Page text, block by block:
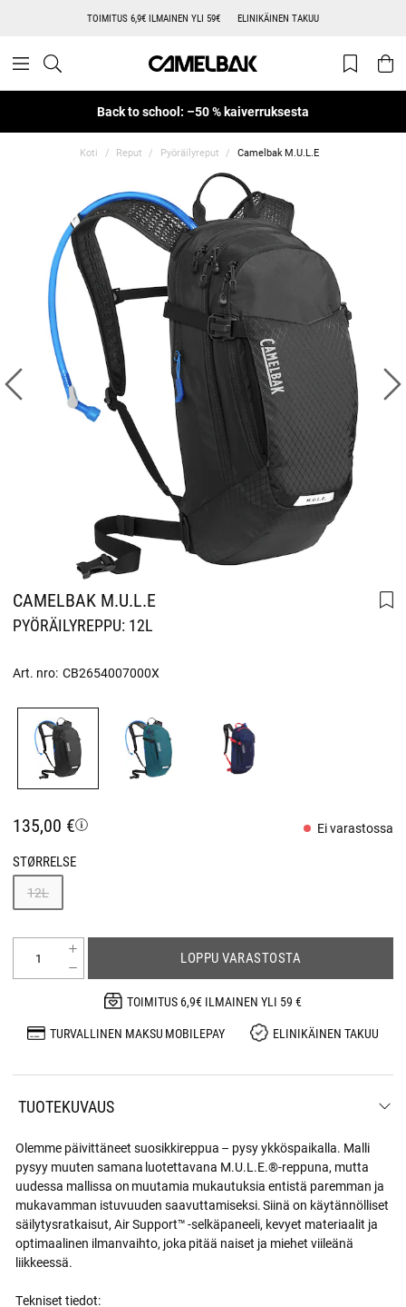
TOIMITUS 6,9€ ILMAINEN YLI 59€ ELINIKÄINEN TAKUU
Back to school: –50 % kaiverruksesta
Koti Reput Pyöräilyreput Camelbak M.U.L.E
CAMELBAK M.U.L.E
PYÖRÄILYREPPU: 12L
Art. nro: CB2654007000X
135,00 € Ei varastossa
STØRRELSE
12L
LOPPU VARASTOSTA
TOIMITUS 6,9€ ILMAINEN YLI 59 €
TURVALLINEN MAKSU MOBILEPAY
ELINIKÄINEN TAKUU
TUOTEKUVAUS
Olemme päivittäneet suosikkireppua – pysy ykköspaikalla. Malli
pysyy muuten samana luotettavana M.U.L.E.®-reppuna, mutta
uudessa mallissa on muutamia mukautuksia entistä paremman ja
mukavamman istuvuuden saavuttamiseksi. Siinä on käytännölliset
säilytysratkaisut, Air Support™ -selkäpaneeli, kevyet materiaalit ja
optimaalinen ilmanvaihto, joka pitää naiset ja miehet viileänä
liikkeessä.
Tekniset tiedot: